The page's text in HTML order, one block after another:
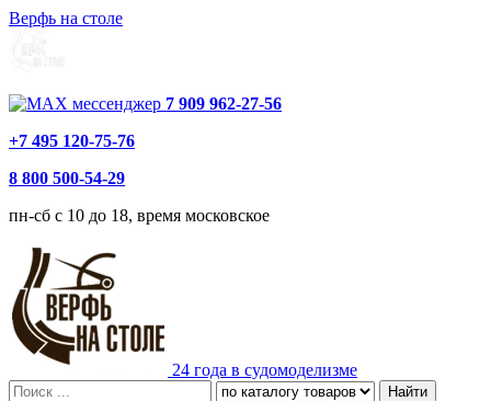
Верфь на столе
7 909 962-27-56
+7 495 120-75-76
8 800 500-54-29
пн-сб с 10 до 18, время московское
24 года в судомоделизме
Найти